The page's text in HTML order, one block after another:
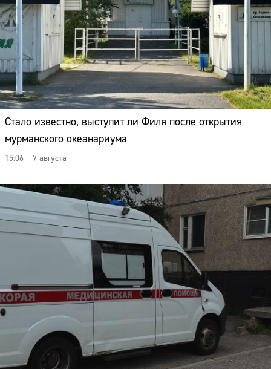
Стало известно, выступит ли Филя после открытия
мурманского океанариума
15:06 – 7 августа